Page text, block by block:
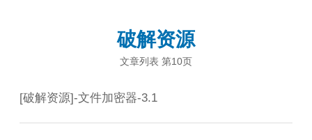
破解资源
文章列表 第10页
[破解资源]-文件加密器-3.1